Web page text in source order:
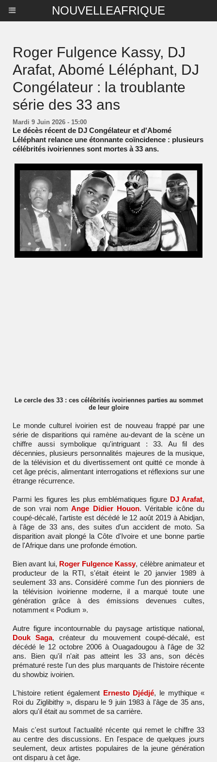
NOUVELLEAFRIQUE
Roger Fulgence Kassy, DJ
Arafat, Abomé Léléphant, DJ
Congélateur : la troublante
série des 33 ans
Mardi 9 Juin 2026 - 15:00
Le décès récent de DJ Congélateur et d'Abomé
Léléphant relance une étonnante coïncidence : plusieurs
célébrités ivoiriennes sont mortes à 33 ans.
Le cercle des 33 : ces célébrités ivoiriennes parties au sommet
de leur gloire
Le monde culturel ivoirien est de nouveau frappé par une
série de disparitions qui ramène au-devant de la scène un
chiffre aussi symbolique qu'intriguant : 33. Au fil des
décennies, plusieurs personnalités majeures de la musique,
de la télévision et du divertissement ont quitté ce monde à
cet âge précis, alimentant interrogations et réflexions sur une
étrange récurrence.
Parmi les figures les plus emblématiques figure DJ Arafat,
de son vrai nom Ange Didier Houon. Véritable icône du
coupé-décalé, l'artiste est décédé le 12 août 2019 à Abidjan,
à l'âge de 33 ans, des suites d'un accident de moto. Sa
disparition avait plongé la Côte d'Ivoire et une bonne partie
de l'Afrique dans une profonde émotion.
Bien avant lui, Roger Fulgence Kassy, célèbre animateur et
producteur de la RTI, s'était éteint le 20 janvier 1989 à
seulement 33 ans. Considéré comme l'un des pionniers de
la télévision ivoirienne moderne, il a marqué toute une
génération grâce à des émissions devenues cultes,
notamment « Podium ».
Autre figure incontournable du paysage artistique national,
Douk Saga, créateur du mouvement coupé-décalé, est
décédé le 12 octobre 2006 à Ouagadougou à l'âge de 32
ans. Bien qu'il n'ait pas atteint les 33 ans, son décès
prématuré reste l'un des plus marquants de l'histoire récente
du showbiz ivoirien.
L'histoire retient égalementErnesto Djédjé, le mythique «
Roi du Ziglibithy », disparu le 9 juin 1983 à l'âge de 35 ans,
alors qu'il était au sommet de sa carrière.
Mais c'est surtout l'actualité récente qui remet le chiffre 33
au centre des discussions. En l'espace de quelques jours
seulement, deux artistes populaires de la jeune génération
ont disparu à cet âge.